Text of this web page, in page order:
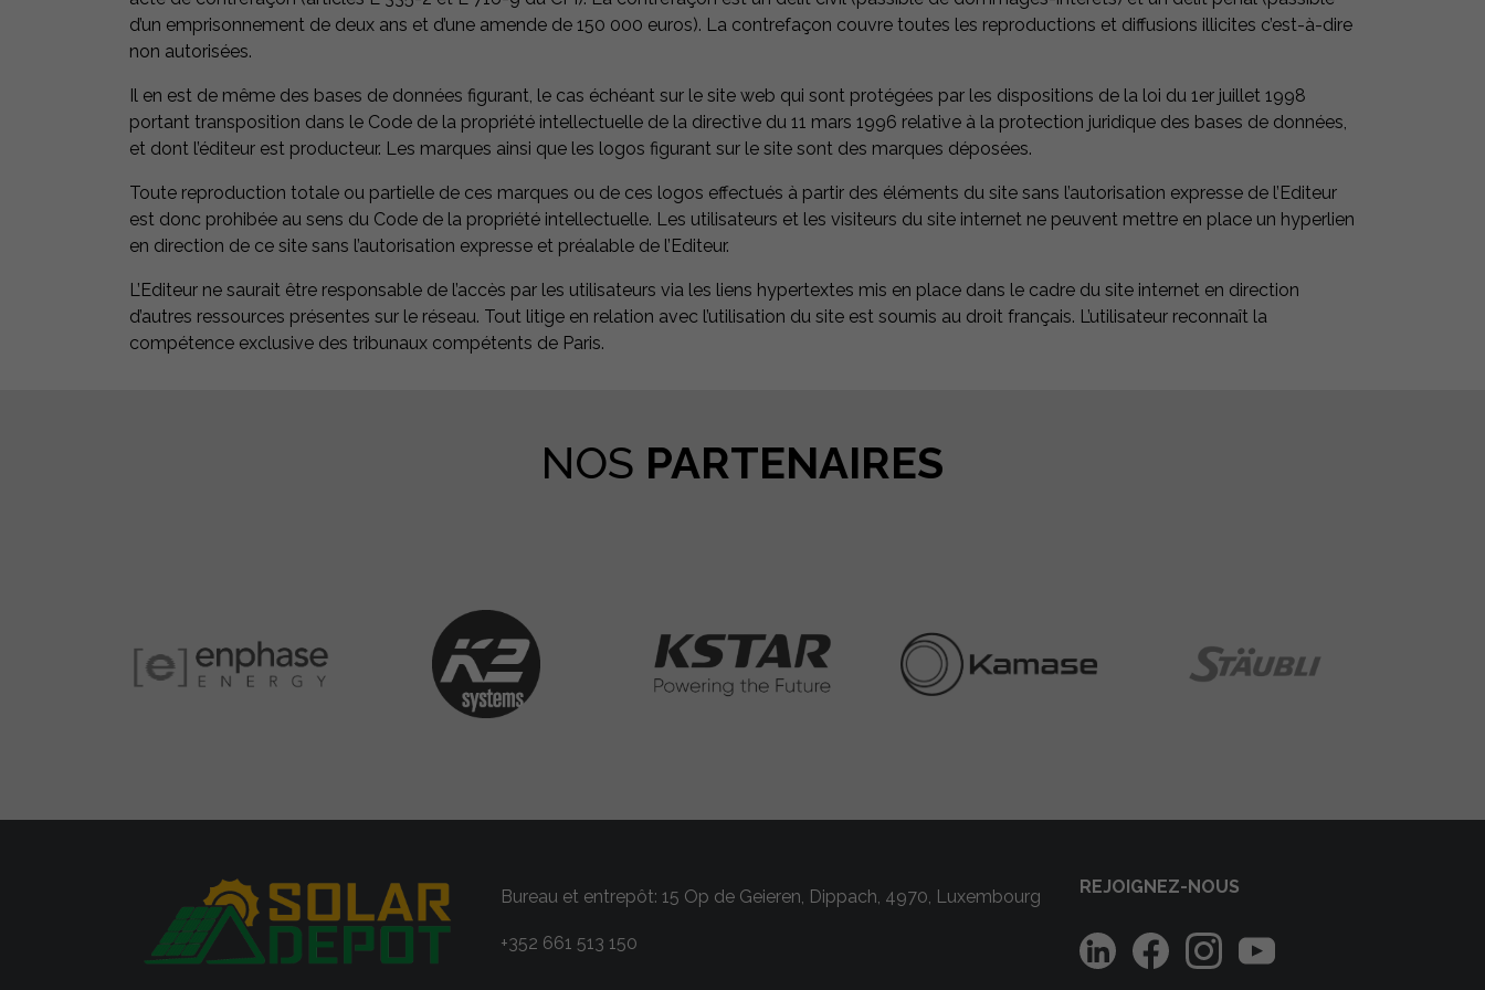
d’un emprisonnement de deux ans et d’une amende de 150 000 euros). La contrefaçon couvre toutes les reproductions et diffusions illicites c’est-à-dire
non autorisées.
Il en est de même des bases de données figurant, le cas échéant sur le site web qui sont protégées par les dispositions de la loi du 1er juillet 1998
portant transposition dans le Code de la propriété intellectuelle de la directive du 11 mars 1996 relative à la protection juridique des bases de données,
et dont l’éditeur est producteur. Les marques ainsi que les logos figurant sur le site sont des marques déposées.
Toute reproduction totale ou partielle de ces marques ou de ces logos effectués à partir des éléments du site sans l’autorisation expresse de l’Editeur
est donc prohibée au sens du Code de la propriété intellectuelle. Les utilisateurs et les visiteurs du site internet ne peuvent mettre en place un hyperlien
en direction de ce site sans l’autorisation expresse et préalable de l’Editeur.
L’Editeur ne saurait être responsable de l’accès par les utilisateurs via les liens hypertextes mis en place dans le cadre du site internet en direction
d’autres ressources présentes sur le réseau. Tout litige en relation avec l’utilisation du site est soumis au droit français. L’utilisateur reconnaît la
compétence exclusive des tribunaux compétents de Paris.
NOS PARTENAIRES
Bureau et entrepôt: 15 Op de Geieren, Dippach, 4970, Luxembourg
+352 661 513 150
REJOIGNEZ-NOUS